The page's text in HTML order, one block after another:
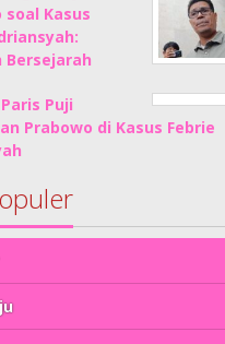
soal Kasus
Bersejarah
Puji
Prabowo di Kasus Febrie